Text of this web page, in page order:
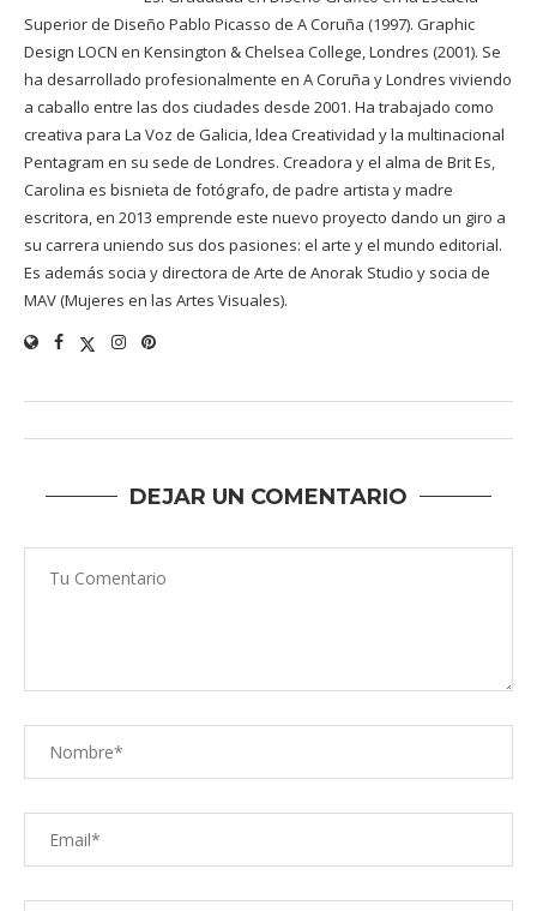
Superior de Diseño Pablo Picasso de A Coruña (1997). Graphic
Design LOCN en Kensington & Chelsea College, Londres (2001). Se
ha desarrollado profesionalmente en A Coruña y Londres viviendo
a caballo entre las dos ciudades desde 2001. Ha trabajado como
creativa para La Voz de Galicia, ldea Creatividad y la multinacional
Pentagram en su sede de Londres. Creadora y el alma de Brit Es,
Carolina es bisnieta de fotógrafo, de padre artista y madre
escritora, en 2013 emprende este nuevo proyecto dando un giro a
su carrera uniendo sus dos pasiones: el arte y el mundo editorial.
Es además socia y directora de Arte de Anorak Studio y socia de
MAV (Mujeres en las Artes Visuales).
DEJAR UN COMENTARIO